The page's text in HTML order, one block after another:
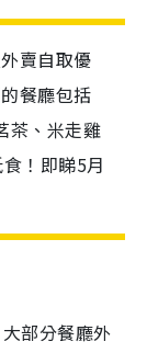
賣自取優
餐廳包括
茶、米走雞
！即睇5月
部分餐廳外